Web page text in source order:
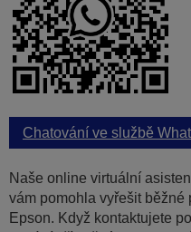
Chatování ve službě
Naše online virtuální
vám pomohla vyřešit běžné
Epson. Když kontaktujete